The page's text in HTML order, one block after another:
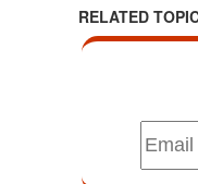
RELATED